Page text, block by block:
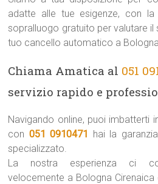
adatte alle tue esigenze, con
sopralluogo gratuito per valutare il
tuo cancello automatico a
Chiama Amatica al 051
servizio rapido e
Navigando online, puoi imbatterti
con 051 0910471 hai la
specializzato.
La nostra esperienza ci
velocemente a Bologna